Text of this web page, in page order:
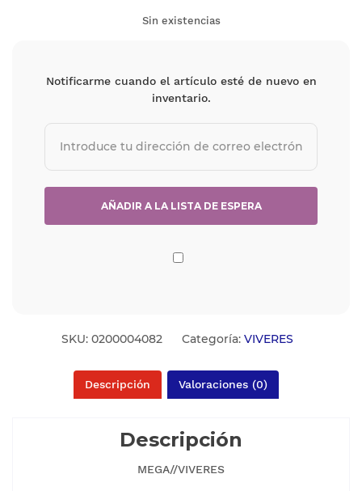
Sin existencias
Notificarme cuando el artículo esté de nuevo en
inventario.
SKU: 0200004082 Categoría: VIVERES
Descripción Valoraciones (0)
Descripción
MEGA//VIVERES